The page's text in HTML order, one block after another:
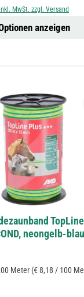
MwSt. zzgl. Versand
anzeigen
neongelb-blau
Meter (€ 8,18 / 100